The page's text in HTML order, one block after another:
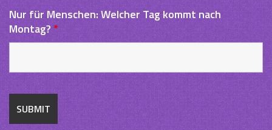
Nur für Menschen: Welcher Tag kommt nach
Montag?*